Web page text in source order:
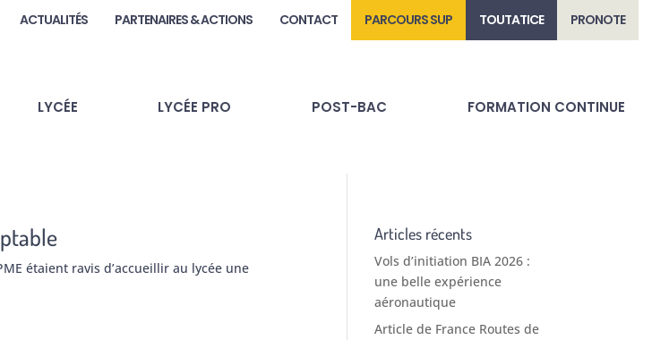
ACTUALITÉS PARTENAIRES & ACTIONS CONTACT PARCOURS SUP TOUTATICE PRONOTE
LYCÉE LYCÉE PRO POST-BAC FORMATION CONTINUE
étaient ravis d’accueillir au lycée une
Articles récents
Vols d’initiation BIA 2026 :
une belle expérience
aéronautique
Article de France Routes de